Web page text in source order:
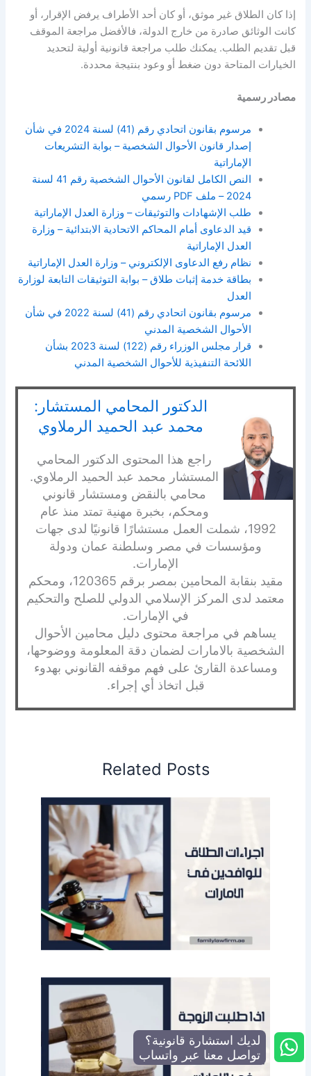
إذا كان الطلاق غير موثق، أو كان أحد الأطراف يرفض الإقرار، أو
كانت الوثائق صادرة من خارج الدولة، فالأفضل مراجعة الموقف
قبل تقديم الطلب. يمكنك طلب مراجعة قانونية أولية لتحديد
الخيارات المتاحة دون ضغط أو وعود بنتيجة محددة.
مصادر رسمية
مرسوم بقانون اتحادي رقم (41) لسنة2024 في شأن
إصدار قانون الأحوال الشخصية– بوابة التشريعات
الإماراتية
النص الكامل لقانون الأحوال الشخصية رقم 41 لسنة
2024 –
ملف PDF رسمي
طلب الإشهادات والتوثيقات– وزارة العدل الإماراتية
قيد الدعاوى أمام المحاكم الاتحادية الابتدائية– وزارة
العدل الإماراتية
نظام رفع الدعاوى الإلكتروني– وزارة العدل الإماراتية
بطاقة خدمة إثبات طلاق– بوابة التوثيقات التابعة لوزارة
العدل
مرسوم بقانون اتحادي رقم (41) لسنة 2022 في شأن
الأحوال الشخصية المدني
قرار مجلس الوزراء رقم (122) لسنة2023 بشأن
اللائحة التنفيذية للأحوال الشخصية المدني
الدكتور المحامي المستشار:
محمد عبد الحميد الرملاوي
راجع هذا المحتوى الدكتور المحامي
المستشار محمد عبد الحميد الرملاوي.
محامي بالنقض ومستشار قانوني
ومحكم، بخبرة مهنية تمتد منذ عام
1992، شملت العمل مستشارًا قانونيًا لدى جهات
ومؤسسات في مصر وسلطنة عمان ودولة
الإمارات.
مقيد بنقابة المحامين بمصر برقم 120365، ومحكم
معتمد لدى المركز الإسلامي الدولي للصلح والتحكيم
في الإمارات.
يساهم في مراجعة محتوى دليل محامين الأحوال
الشخصية بالامارات لضمان دقة المعلومة ووضوحها،
ومساعدة القارئ على فهم موقفه القانوني بهدوء
قبل اتخاذ أي إجراء.
Related Posts
لديك استشارة قانونية؟
تواصل معنا عبر واتساب